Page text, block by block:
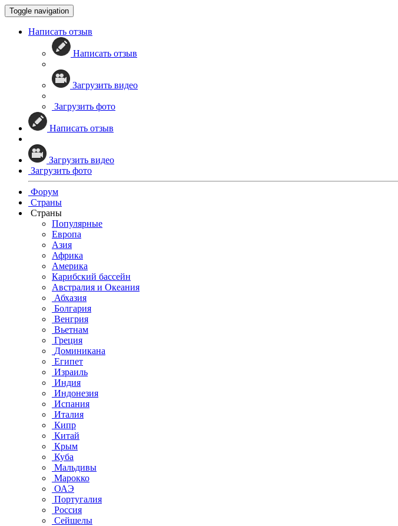
Toggle navigation
Написать отзыв
Написать отзыв
Загрузить видео
Загрузить фото
Написать отзыв
Загрузить видео
Загрузить фото
Форум
Страны
Страны
Популярные
Европа
Азия
Африка
Америка
Карибский бассейн
Австралия и Океания
Абхазия
Болгария
Венгрия
Вьетнам
Греция
Доминикана
Египет
Израиль
Индия
Индонезия
Испания
Италия
Кипр
Китай
Крым
Куба
Мальдивы
Марокко
ОАЭ
Португалия
Россия
Сейшелы